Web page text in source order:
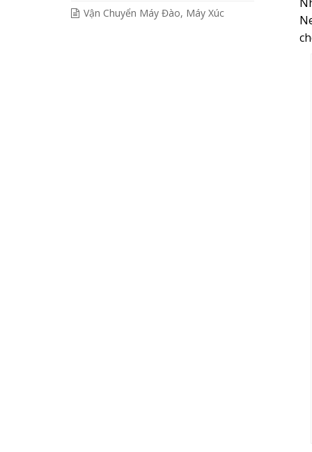
Vận Chuyển Máy Đào, Máy Xúc